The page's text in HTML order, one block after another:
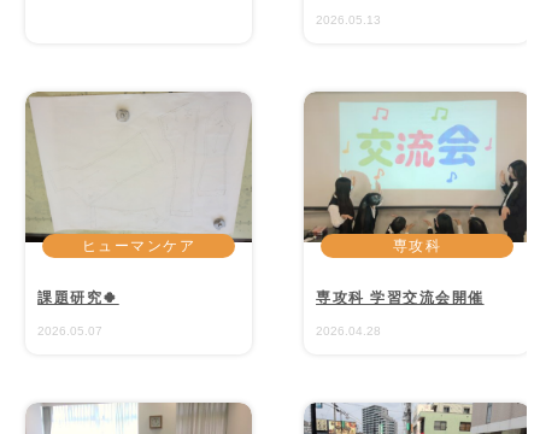
2026.05.13
ヒューマンケア
課題研究🍀
2026.05.07
専攻科
専攻科 学習交流会開催
2026.04.28